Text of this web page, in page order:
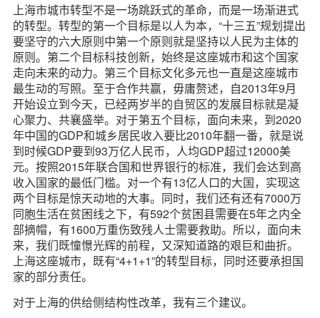
上海市城市转型不是一场跳跃式的革命，而是一场渐进式
的转型。转型的第一个目标是以人为本，“十三五”规划提出
要坚守的六大原则中第一个原则就是坚持以人民为主体的
原则。第二个目标科技创新，始终是这座城市和这个国家
走向未来的动力。第三个目标文化多元也一直是这座城市
最生动的写照。至于合作共赢，毋庸赘述，自2013年9月
开始设立到今天，已经两岁半的自贸区的发展目标就是凝
心聚力、共襄盛举。对于第五个目标，面向未来，到2020
年中国的GDP和城乡居民收入要比2010年翻一番，就是说
到时候GDP要到93万亿人民币，人均GDP超过12000美
元。按照2015年联合国和世界银行的标准，我们会达到高
收入国家的最低门槛。对一个有13亿人口的大国，实现这
两个目标是惊天动地的大事。同时，我们还有还有7000万
同胞生活在贫困线之下，有592个贫困县需要在5年之内全
部摘帽，有1600万重伤致残人士需要救助。所以，面向未
来，我们既憧憬光辉的前程，又深知道路的艰巨和曲折。
上海这座城市，既有“4+1+1”的转型目标，同时还要承担国
家的部分责任。
对于上海的供给侧结构性改革，我有三个建议。